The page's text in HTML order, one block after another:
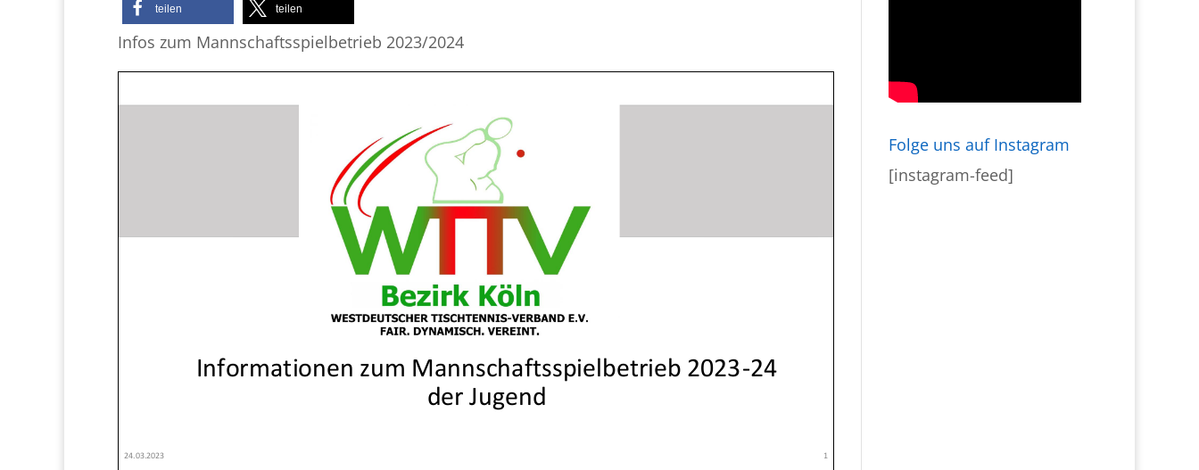
teilen teilen
Infos zum Mannschaftsspielbetrieb 2023/2024
Folge uns auf Instagram
[instagram-feed]